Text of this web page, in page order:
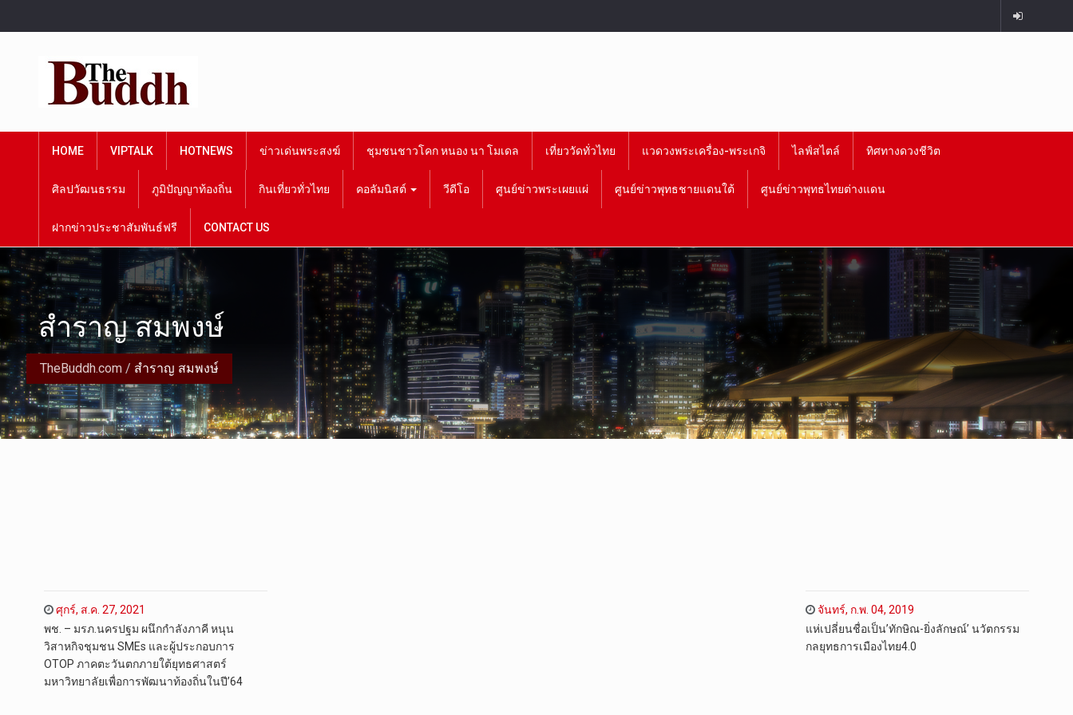
HOME VIPTALK HOTNEWS ข่าวเด่นพระสงฆ์ ชุมชนชาวโคก หนอง นา โมเดล เที่ยววัดทั่วไทย แวดวงพระเครื่อง-พระเกจิ ไลฟ์สไตล์ ทิศทางดวงชีวิต
ศิลปวัฒนธรรม ภูมิปัญญาท้องถิ่น กินเที่ยวทั่วไทย คอลัมนิสต์ วีดีโอ ศูนย์ข่าวพระเผยแผ่ ศูนย์ข่าวพุทธชายแดนใต้ ศูนย์ข่าวพุทธไทยต่างแดน
ฝากข่าวประชาสัมพันธ์ฟรี CONTACT US
TheBuddh.com / สำราญ สมพงษ์
สำราญ สมพงษ์
ศุกร์, ส.ค. 27, 2021
พช. – มรภ.นครปฐม ผนึกกำลังภาคี หนุน
วิสาหกิจชุมชน SMEs และผู้ประกอบการ
OTOP ภาคตะวันตกภายใต้ยุทธศาสตร์
มหาวิทยาลัยเพื่อการพัฒนาท้องถิ่นในปี’64
จันทร์, ก.พ. 04, 2019
แห่เปลี่ยนชื่อเป็น’ทักษิณ-ยิ่งลักษณ์’ นวัตกรรม
กลยุทธการเมืองไทย4.0